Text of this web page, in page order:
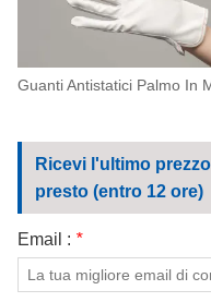
Ricevi l'ultimo
presto (entro 12 ore)
Email : *